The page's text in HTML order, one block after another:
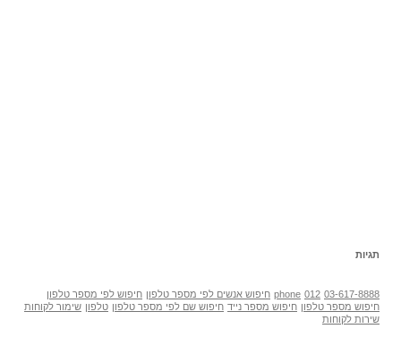
תגיות
03-617-8888
012
phone חיפוש אנשים לפי מספר טלפון חיפוש לפי מספר טלפון
חיפוש מספר טלפון חיפוש מספר נייד חיפוש שם לפי מספר טלפון טלפון שימור לקוחות
שירות לקוחות